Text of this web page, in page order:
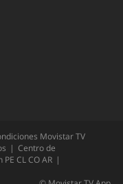
Movistar TV
Centro de
PE CLCOAR